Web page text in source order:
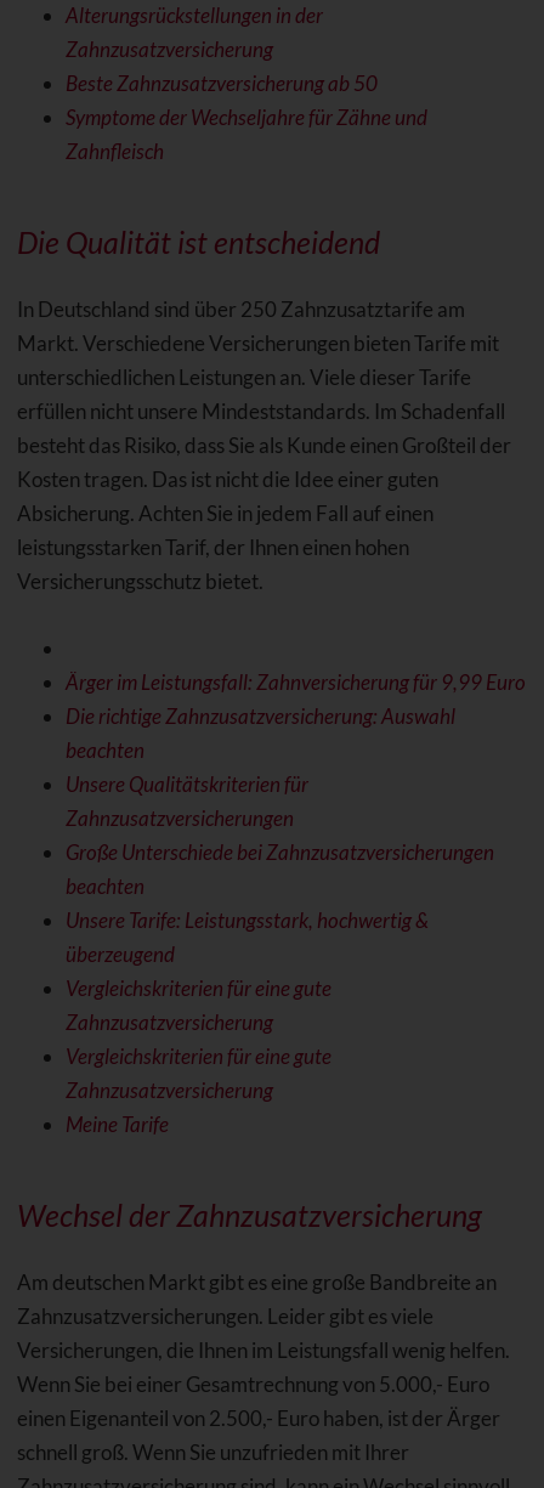
Alterungsrückstellungen in der
Zahnzusatzversicherung
Beste Zahnzusatzversicherung ab 50
Symptome der Wechseljahre für Zähne und
Zahnfleisch
Die Qualität ist entscheidend
In Deutschland sind über 250 Zahnzusatztarife am
Markt. Verschiedene Versicherungen bieten Tarife mit
unterschiedlichen Leistungen an. Viele dieser Tarife
erfüllen nicht unsere Mindeststandards. Im Schadenfall
besteht das Risiko, dass Sie als Kunde einen Großteil der
Kosten tragen. Das ist nicht die Idee einer guten
Absicherung. Achten Sie in jedem Fall auf einen
leistungsstarken Tarif, der Ihnen einen hohen
Versicherungsschutz bietet.
Ärger im Leistungsfall: Zahnversicherung für 9,99 Euro
Die richtige Zahnzusatzversicherung: Auswahl
beachten
Unsere Qualitätskriterien für
Zahnzusatzversicherungen
Große Unterschiede bei Zahnzusatzversicherungen
beachten
Unsere Tarife: Leistungsstark, hochwertig &
überzeugend
Vergleichskriterien für eine gute
Zahnzusatzversicherung
Vergleichskriterien für eine gute
Zahnzusatzversicherung
Meine Tarife
Wechsel der Zahnzusatzversicherung
Am deutschen Markt gibt es eine große Bandbreite an
Zahnzusatzversicherungen. Leider gibt es viele
Versicherungen, die Ihnen im Leistungsfall wenig helfen.
Wenn Sie bei einer Gesamtrechnung von 5.000,- Euro
einen Eigenanteil von 2.500,- Euro haben, ist der Ärger
schnell groß. Wenn Sie unzufrieden mit Ihrer